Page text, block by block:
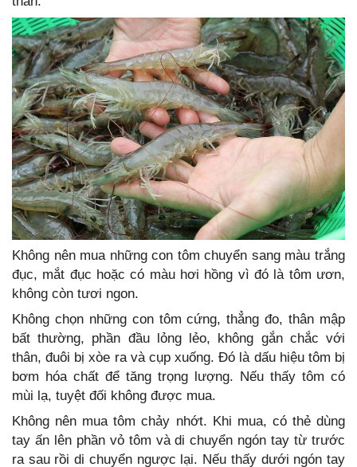
Không nên mua những con tôm chuyển sang màu trắng
đục, mắt đục hoặc có màu hơi hồng vì đó là tôm ươn,
không còn tươi ngon.
Không chọn những con tôm cứng, thẳng đo, thân mập
bất thường, phần đầu lỏng lẻo, không gắn chắc với
thân, đuôi bị xòe ra và cụp xuống. Đó là dấu hiệu tôm bị
bơm hóa chất để tăng trọng lượng. Nếu thấy tôm có
mùi lạ, tuyệt đối không được mua.
Không nên mua tôm chảy nhớt. Khi mua, có thẻ dùng
tay ấn lên phần vỏ tôm và di chuyển ngón tay từ trước
ra sau rồi di chuyển ngược lại. Nếu thấy dưới ngón tay